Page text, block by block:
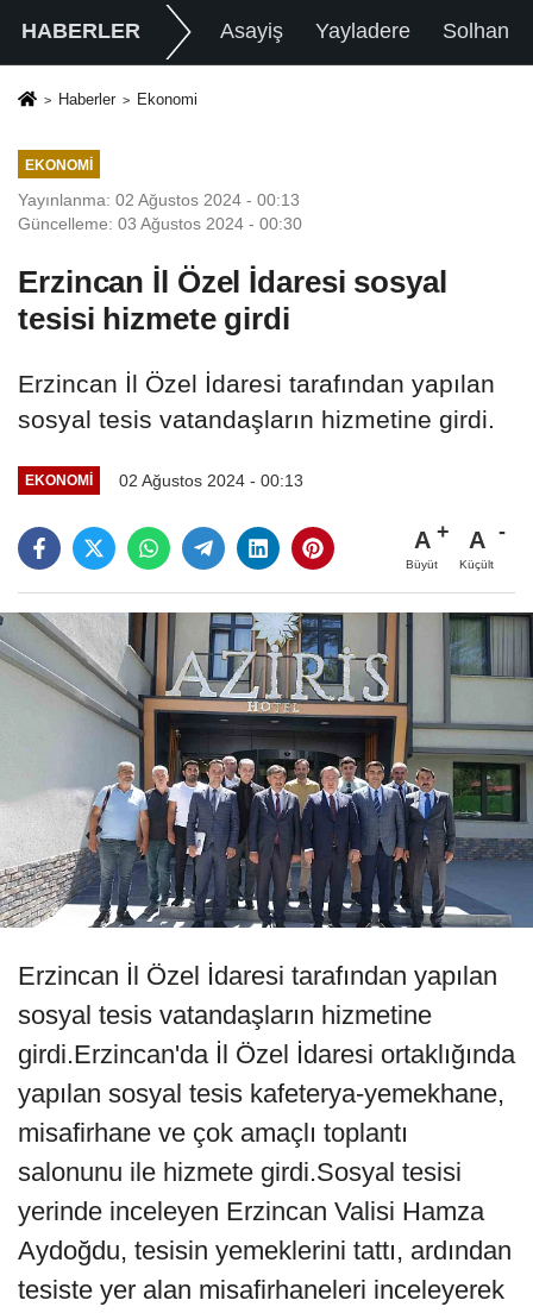
HABERLER Asayiş Yayladere Solhan
Haberler Ekonomi
EKONOMI
Yayınlanma: 02 Ağustos 2024 - 00:13
Güncelleme: 03 Ağustos 2024 - 00:30
Erzincan İl Özel İdaresi sosyal
tesisi hizmete girdi
Erzincan İl Özel İdaresi tarafından yapılan
sosyal tesis vatandaşların hizmetine girdi.
EKONOMI 02 Ağustos 2024 - 00:13
A
Büyüt
A
Küçült
Erzincan İl Özel İdaresi tarafından yapılan
sosyal tesis vatandaşların hizmetine
girdi.Erzincan'da İl Özel İdaresi ortaklığında
yapılan sosyal tesis kafeterya-yemekhane,
misafirhane ve çok amaçlı toplantı
salonunu ile hizmete girdi.Sosyal tesisi
yerinde inceleyen Erzincan Valisi Hamza
Aydoğdu, tesisin yemeklerini tattı, ardından
tesiste yer alan misafirhaneleri inceleyerek